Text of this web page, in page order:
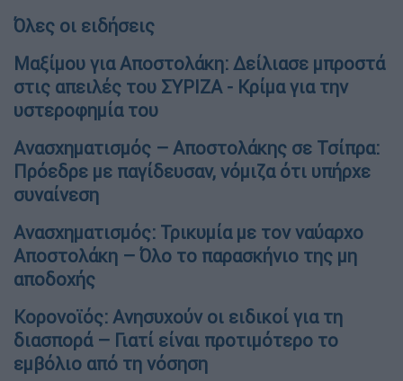
Όλες οι ειδήσεις
Μαξίμου για Αποστολάκη: Δείλιασε μπροστά
στις απειλές του ΣΥΡΙΖΑ - Κρίμα για την
υστεροφημία του
Ανασχηματισμός – Αποστολάκης σε Τσίπρα:
Πρόεδρε με παγίδευσαν, νόμιζα ότι υπήρχε
συναίνεση
Ανασχηματισμός: Τρικυμία με τον ναύαρχο
Αποστολάκη – Όλο το παρασκήνιο της μη
αποδοχής
Κορονοϊός: Ανησυχούν οι ειδικοί για τη
διασπορά – Γιατί είναι προτιμότερο το
εμβόλιο από τη νόσηση